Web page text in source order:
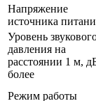
Напряжение
источника
Уровень
давления на
расстоянии 1 м,
более
Режим работы